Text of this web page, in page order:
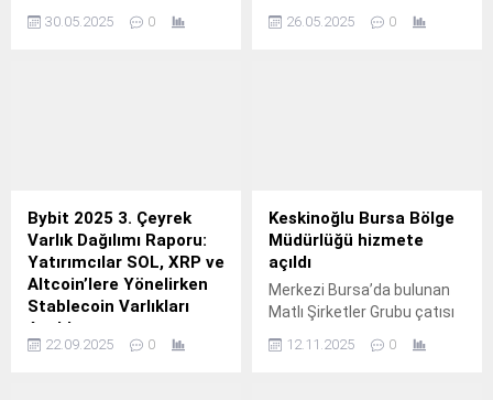
arasında yer alan Deniz
30.05.2025 0
Efes Tarlası Yaşam
26.05.2025 0
Bybit 2025 3. Çeyrek
Varlık Dağılımı Raporu:
Yatırımcılar SOL, XRP ve
Altcoin’lere Yönelirken
Stablecoin Varlıkları
Azaldı
Dünyanın işlem hacmine
22.09.2025 0
Keskinoğlu Bursa Bölge
Müdürlüğü hizmete
açıldı
Merkezi Bursa’da bulunan
Matlı Şirketler Grubu çatısı
markalarının da ortak bölge
12.11.2025 0